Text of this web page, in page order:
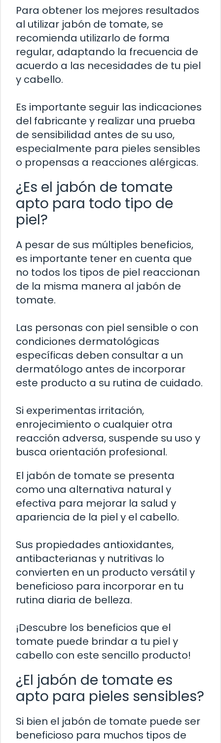
Para obtener los mejores resultados
al utilizar jabón de tomate, se
recomienda utilizarlo de forma
regular, adaptando la frecuencia de
acuerdo a las necesidades de tu piel
y cabello.
Es importante seguir las indicaciones
del fabricante y realizar una prueba
de sensibilidad antes de su uso,
especialmente para pieles sensibles
o propensas a reacciones alérgicas.
¿Es el jabón de tomate
apto para todo tipo de
piel?
A pesar de sus múltiples beneficios,
es importante tener en cuenta que
no todos los tipos de piel reaccionan
de la misma manera al jabón de
tomate.
Las personas con piel sensible o con
condiciones dermatológicas
específicas deben consultar a un
dermatólogo antes de incorporar
este producto a su rutina de cuidado.
Si experimentas irritación,
enrojecimiento o cualquier otra
reacción adversa, suspende su uso y
busca orientación profesional.
El jabón de tomate se presenta
como una alternativa natural y
efectiva para mejorar la salud y
apariencia de la piel y el cabello.
Sus propiedades antioxidantes,
antibacterianas y nutritivas lo
convierten en un producto versátil y
beneficioso para incorporar en tu
rutina diaria de belleza.
¡Descubre los beneficios que el
tomate puede brindar a tu piel y
cabello con este sencillo producto!
¿El jabón de tomate es
apto para pieles sensibles?
Si bien el jabón de tomate puede ser
beneficioso para muchos tipos de